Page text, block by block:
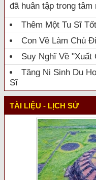
đã huân tập trong
Thêm Một Tu Sĩ
Con Về Làm Chú
Suy Nghĩ Về "xuất
Tăng Ni Sinh Du
Sĩ
TÀI LIỆU - LỊCH SỬ